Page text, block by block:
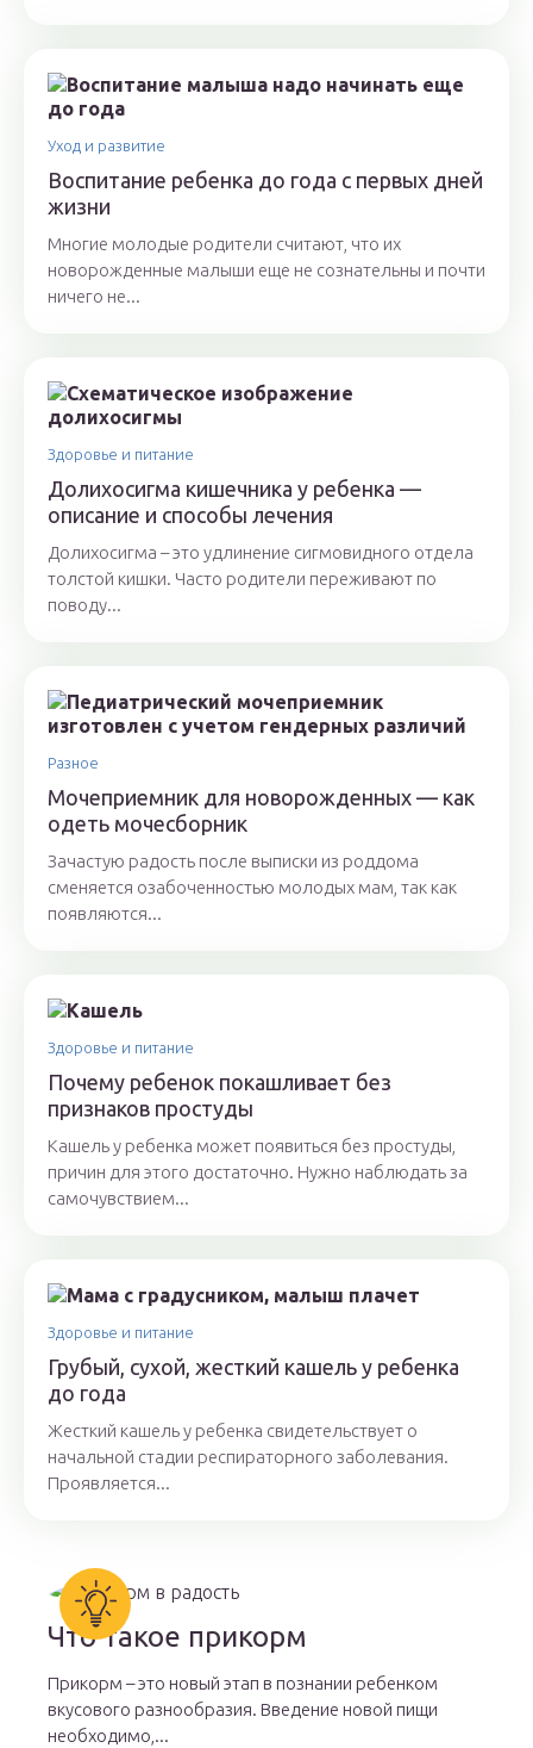
Уход и развитие
Воспитание ребенка до года с первых дней
жизни
Многие молодые родители считают, что их
новорожденные малыши еще не сознательны и почти
ничего не...
Здоровье и питание
Долихосигма кишечника у ребенка —
описание и способы лечения
Долихосигма – это удлинение сигмовидного отдела
толстой кишки. Часто родители переживают по
поводу...
Разное
Мочеприемник для новорожденных — как
одеть мочесборник
Зачастую радость после выписки из роддома
сменяется озабоченностью молодых мам, так как
появляются...
Здоровье и питание
Почему ребенок покашливает без
признаков простуды
Кашель у ребенка может появиться без простуды,
причин для этого достаточно. Нужно наблюдать за
самочувствием...
Здоровье и питание
Грубый, сухой, жесткий кашель у ребенка
до года
Жесткий кашель у ребенка свидетельствует о
начальной стадии респираторного заболевания.
Проявляется...
Что такое прикорм
Прикорм – это новый этап в познании ребенком
вкусового разнообразия. Введение новой пищи
необходимо,...